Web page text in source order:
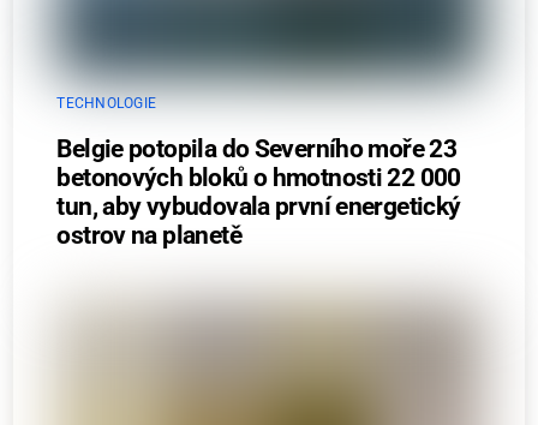
TECHNOLOGIE
Belgie potopila do Severního moře 23
betonových bloků o hmotnosti 22 000
tun, aby vybudovala první energetický
ostrov na planetě